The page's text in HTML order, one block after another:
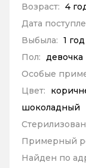
Возраст: 4
Дата
Выбыла: 1
Пол: девочка
Особые
Цвет:
шоколадный
Примерный
Найден по